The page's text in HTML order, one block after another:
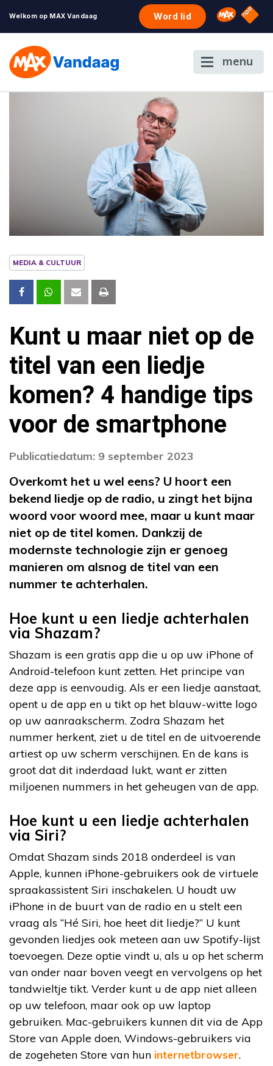
Welkom op MAX Vandaag Word lid Omroep
NPO
menu
MEDIA & CULTUUR
Kunt u maar niet op de
titel van een liedje
komen? 4 handige tips
voor de smartphone
Publicatiedatum: 9 september 2023
Overkomt het u wel eens? U hoort een
bekend liedje op de radio, u zingt het bijna
woord voor woord mee, maar u kunt maar
niet op de titel komen. Dankzij de
modernste technologie zijn er genoeg
manieren om alsnog de titel van een
nummer te achterhalen.
Hoe kunt u een liedje achterhalen
via Shazam?
Shazam is een gratis app die u op uw iPhone of
Android-telefoon kunt zetten. Het principe van
deze app is eenvoudig. Als er een liedje aanstaat,
opent u de app en u tikt op het blauw-witte logo
op uw aanraakscherm. Zodra Shazam het
nummer herkent, ziet u de titel en de uitvoerende
artiest op uw scherm verschijnen. En de kans is
groot dat dit inderdaad lukt, want er zitten
miljoenen nummers in het geheugen van de app.
Hoe kunt u een liedje achterhalen
via Siri?
Omdat Shazam sinds 2018 onderdeel is van
Apple, kunnen iPhone-gebruikers ook de virtuele
spraakassistent Siri inschakelen. U houdt uw
iPhone in de buurt van de radio en u stelt een
vraag als “Hé Siri, hoe heet dit liedje?” U kunt
gevonden liedjes ook meteen aan uw Spotify-lijst
toevoegen. Deze optie vindt u, als u op het scherm
van onder naar boven veegt en vervolgens op het
tandwieltje tikt. Verder kunt u de app niet alleen
op uw telefoon, maar ook op uw laptop
gebruiken. Mac-gebruikers kunnen dit via de App
Store van Apple doen, Windows-gebruikers via
de zogeheten Store van hun internetbrowser.